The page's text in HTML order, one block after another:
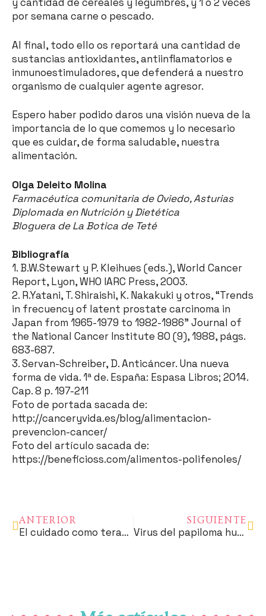
por semana carne o pescado.
Al final, todo ello os reportará una cantidad de
sustancias antioxidantes, antiinflamatorios e
inmunoestimuladores, que defenderá a nuestro
organismo de cualquier agente agresor.
Espero haber podido daros una visión nueva de la
importancia de lo que comemos y lo necesario
que es cuidar, de forma saludable, nuestra
alimentación.
Olga Deleito Molina
Farmacéutica comunitaria de Oviedo, Asturias
Diplomada en Nutrición y Dietética
Bloguera de La Botica de Teté
Bibliografía
1. B.W.Stewart y P. Kleihues (eds.), World Cancer
Report, Lyon, WHO IARC Press, 2003.
2. R.Yatani, T. Shiraishi, K. Nakakuki y otros, “Trends
in frecuency of latent prostate carcinoma in
Japan from 1965-1979 to 1982-1986” Journal of
the National Cancer Institute 80 (9), 1988, págs.
683-687.
3. Servan-Schreiber, D. Anticáncer. Una nueva
forma de vida. 1ª de. España: Espasa Libros; 2014.
Cap. 8 p. 197-211
Foto de portada sacada de:
http://canceryvida.es/blog/alimentacion-
prevencion-cancer/
Foto del artículo sacada de:
https://beneficioss.com/alimentos-polifenoles/
ANTERIOR
El cuidado como terapia
SIGUIENTE
Virus del papiloma humano, más allá del cáncer de cervix